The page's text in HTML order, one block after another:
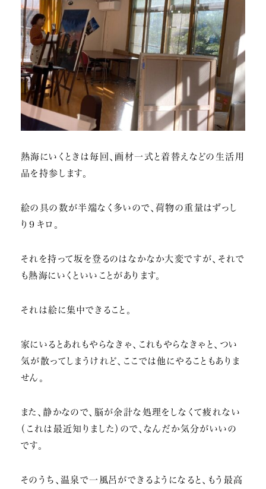
熱海にいくときは毎回、画材一式と着替えなどの生活用
品を持参します。
絵の具の数が半端なく多いので、荷物の重量はずっし
り９キロ。
それを持って坂を登るのはなかなか大変ですが、それで
も熱海にいくといいことがあります。
それは絵に集中できること。
家にいるとあれもやらなきゃ、これもやらなきゃと、つい
気が散ってしまうけれど、ここでは他にやることもありま
せん。
また、静かなので、脳が余計な処理をしなくて疲れない
（これは最近知りました）ので、なんだか気分がいいの
です。
そのうち、温泉で一風呂ができるようになると、もう最高